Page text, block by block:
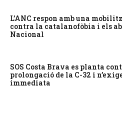
L’ANC respon amb una
contra la catalanofòbia i els
Nacional
SOS Costa Brava es planta
prolongació de la C-32 i
immediata